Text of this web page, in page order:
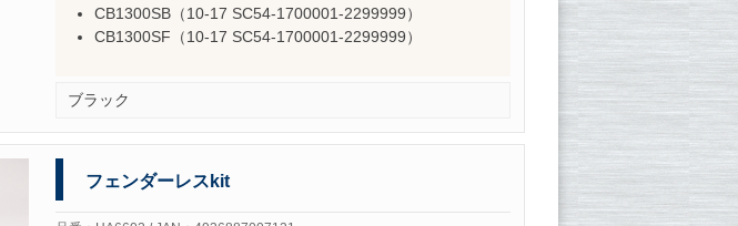
CB1300SB（10-17 SC54-1700001-2299999）
CB1300SF（10-17 SC54-1700001-2299999）
ブラック
フェンダーレスkit